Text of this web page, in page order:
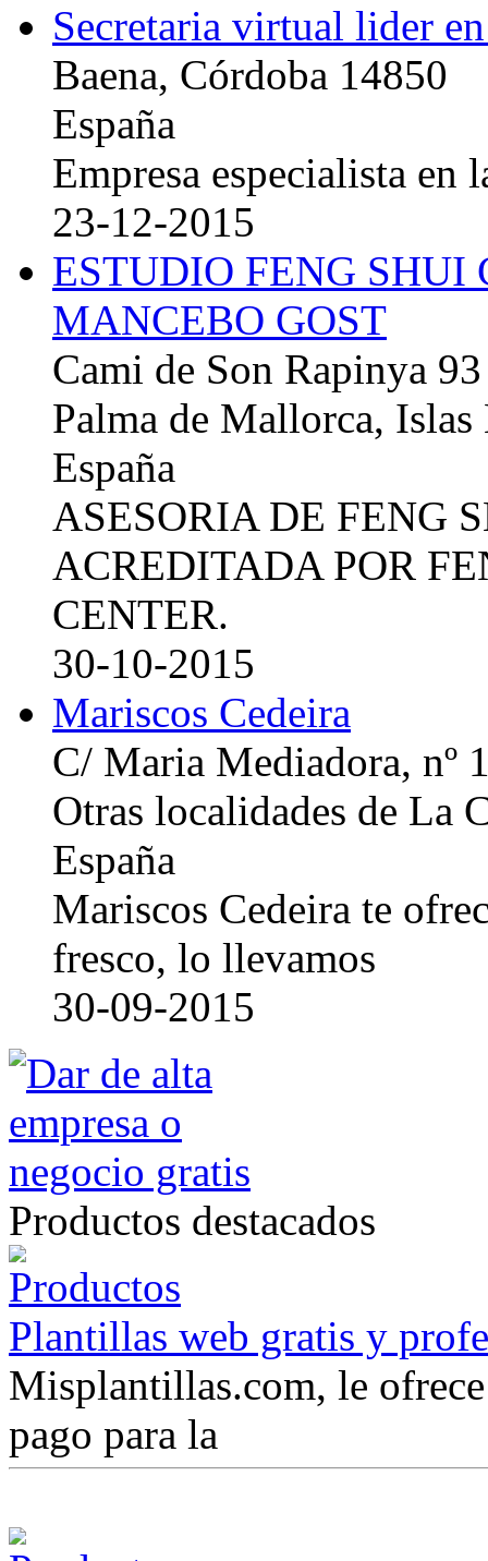
Secretaria virtual lider
Baena, Córdoba 14850
España
Empresa especialista en
23-12-2015
ESTUDIO FENG
MANCEBO GOST
Cami de Son Rapinya 93
Palma de Mallorca, Islas
España
ASESORIA DE FENG
ACREDITADA POR
CENTER.
30-10-2015
Mariscos Cedeira
C/ Maria Mediadora, nº
Otras localidades de La
España
Mariscos Cedeira te
fresco, lo llevamos
30-09-2015
Productos destacados
Plantillas web gratis y
Misplantillas.com, le
pago para la